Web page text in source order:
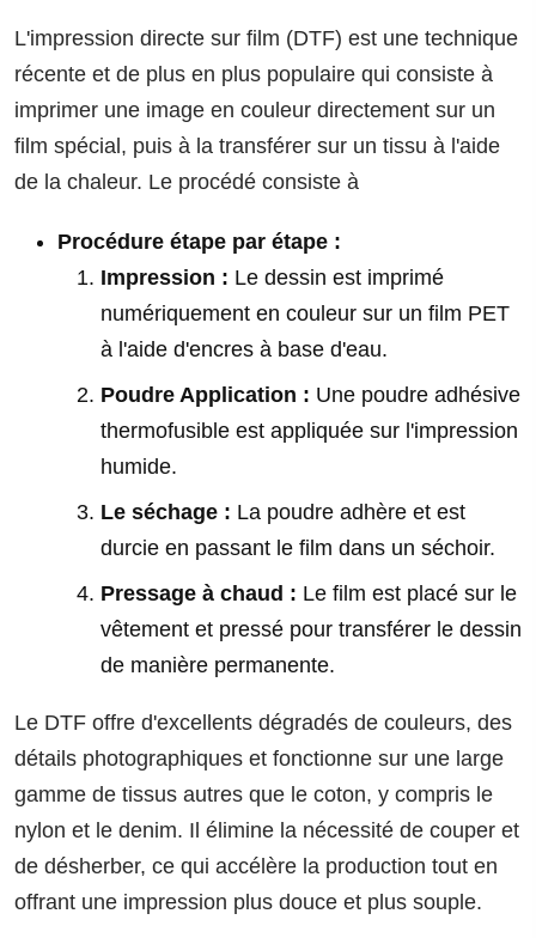
L'impression directe sur film (DTF) est une technique
récente et de plus en plus populaire qui consiste à
imprimer une image en couleur directement sur un
film spécial, puis à la transférer sur un tissu à l'aide
de la chaleur. Le procédé consiste à
Procédure étape par étape :
Impression : Le dessin est imprimé
numériquement en couleur sur un film PET
à l'aide d'encres à base d'eau.
Poudre Application : Une poudre adhésive
thermofusible est appliquée sur l'impression
humide.
Le séchage : La poudre adhère et est
durcie en passant le film dans un séchoir.
Pressage à chaud : Le film est placé sur le
vêtement et pressé pour transférer le dessin
de manière permanente.
Le DTF offre d'excellents dégradés de couleurs, des
détails photographiques et fonctionne sur une large
gamme de tissus autres que le coton, y compris le
nylon et le denim. Il élimine la nécessité de couper et
de désherber, ce qui accélère la production tout en
offrant une impression plus douce et plus souple.